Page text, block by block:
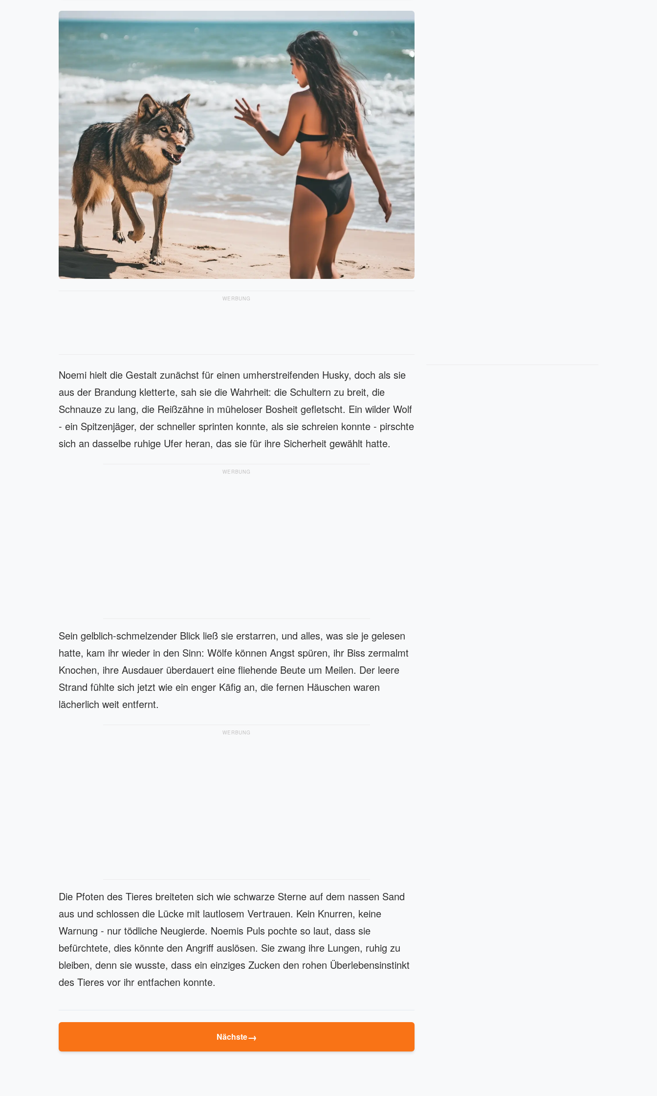
WERBUNG
Noemi hielt die Gestalt zunächst für einen umherstreifenden Husky, doch als sie
aus der Brandung kletterte, sah sie die Wahrheit: die Schultern zu breit, die
Schnauze zu lang, die Reißzähne in müheloser Bosheit gefletscht. Ein wilder Wolf
- ein Spitzenjäger, der schneller sprinten konnte, als sie schreien konnte - pirschte
sich an dasselbe ruhige Ufer heran, das sie für ihre Sicherheit gewählt hatte.
WERBUNG
Sein gelblich-schmelzender Blick ließ sie erstarren, und alles, was sie je gelesen
hatte, kam ihr wieder in den Sinn: Wölfe können Angst spüren, ihr Biss zermalmt
Knochen, ihre Ausdauer überdauert eine fliehende Beute um Meilen. Der leere
Strand fühlte sich jetzt wie ein enger Käfig an, die fernen Häuschen waren
lächerlich weit entfernt.
WERBUNG
Die Pfoten des Tieres breiteten sich wie schwarze Sterne auf dem nassen Sand
aus und schlossen die Lücke mit lautlosem Vertrauen. Kein Knurren, keine
Warnung - nur tödliche Neugierde. Noemis Puls pochte so laut, dass sie
befürchtete, dies könnte den Angriff auslösen. Sie zwang ihre Lungen, ruhig zu
bleiben, denn sie wusste, dass ein einziges Zucken den rohen Überlebensinstinkt
des Tieres vor ihr entfachen konnte.
Nächste→